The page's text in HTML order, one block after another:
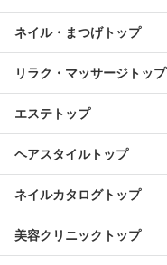
ネイル・まつげトップ
リラク・マッサージトップ
エステトップ
ヘアスタイルトップ
ネイルカタログトップ
美容クリニックトップ